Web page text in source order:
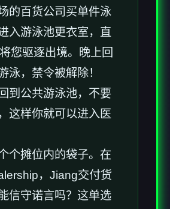
的百货公司买单件泳
入游泳池更衣室，直
您驱逐出境。晚上回
泳，禁令被解除！
到公共游泳池，不要
这样你就可以进入医
个摊位内的袋子。在
，Jiang交付货
信守诺言吗？这单选